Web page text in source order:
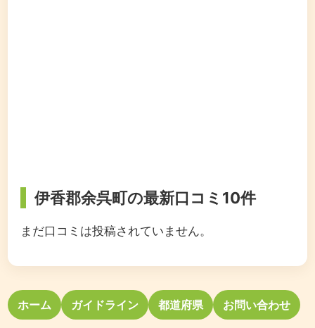
伊香郡余呉町の最新口コミ10件
まだ口コミは投稿されていません。
ホーム ガイドライン 都道府県 お問い合わせ